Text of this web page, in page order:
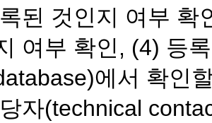
된 것인지 여부
여부 확인, (4) 등
에서 확인
자(technical